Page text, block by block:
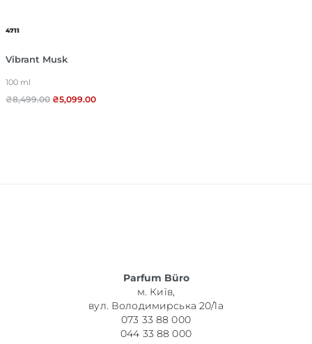
4711
Vibrant Musk
100 ml
₴8,499.00 ₴5,099.00
Parfum Büro
м. Київ,
вул. Володимирська 20/1а
073 33 88 000
044 33 88 000